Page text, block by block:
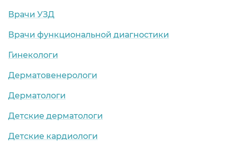
Врачи УЗД
Врачи функциональной диагностики
Гинекологи
Дерматовенерологи
Дерматологи
Детские дерматологи
Детские кардиологи